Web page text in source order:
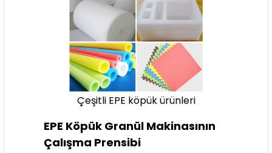
Çeşitli EPE köpük ürünleri
EPE Köpük Granül Makinasının
Çalışma Prensibi